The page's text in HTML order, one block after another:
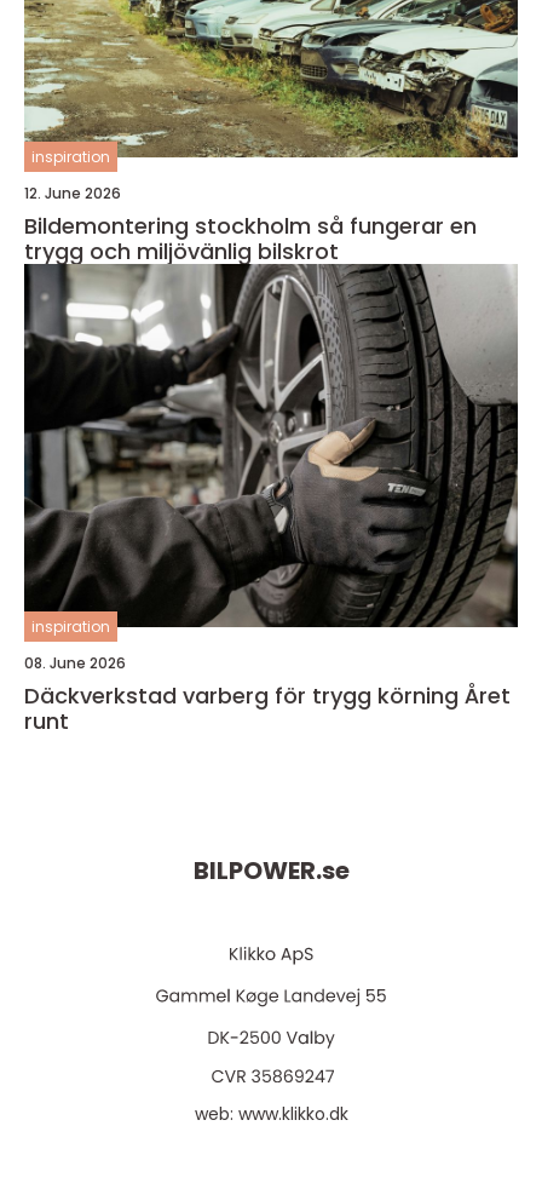
inspiration
12. June 2026
Bildemontering stockholm så fungerar en
trygg och miljövänlig bilskrot
inspiration
08. June 2026
Däckverkstad varberg för trygg körning Året
runt
BILPOWER.se
web: www.klikko.dk